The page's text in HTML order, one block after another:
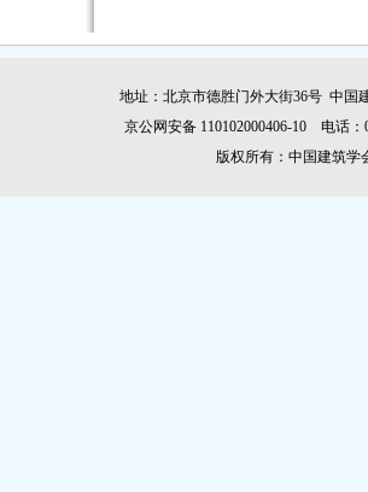
地址：北京市德胜门外大街36号 中
京公网安备 110102000406-10 电话：
版权所有：中国建筑